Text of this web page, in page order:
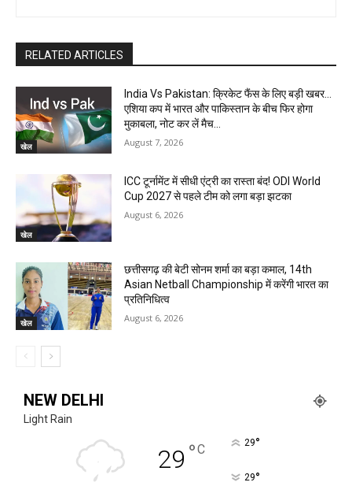
RELATED ARTICLES
खेल
India Vs Pakistan: क्रिकेट फैंस के लिए बड़ी खबर…
एशिया कप में भारत और पाकिस्तान के बीच फिर होगा
मुकाबला, नोट कर लें मैच...
August 7, 2026
खेल
ICC टूर्नामेंट में सीधी एंट्री का रास्ता बंद! ODI World
Cup 2027 से पहले टीम को लगा बड़ा झटका
August 6, 2026
खेल
छत्तीसगढ़ की बेटी सोनम शर्मा का बड़ा कमाल, 14th
Asian Netball Championship में करेंगी भारत का
प्रतिनिधित्व
August 6, 2026
NEW DELHI
Light Rain
29 °C 29°
29°